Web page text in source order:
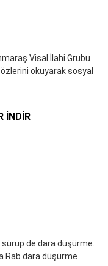
Visal İlahi Grubu
okuyarak sosyal
İNDIR
de dara düşürme.
Rab dara düşürme